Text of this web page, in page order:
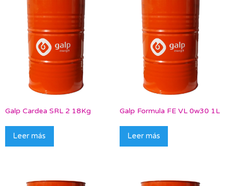
Galp Cardea SRL 2 18Kg
Leer más
Galp Formula FE VL 0w30 1L
Leer más